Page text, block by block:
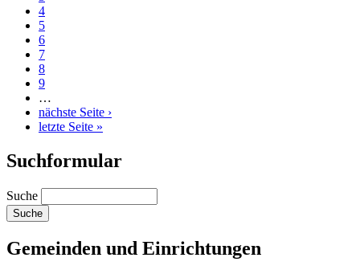
4
5
6
7
8
9
…
nächste Seite ›
letzte Seite »
Suchformular
Suche
Gemeinden und Einrichtungen